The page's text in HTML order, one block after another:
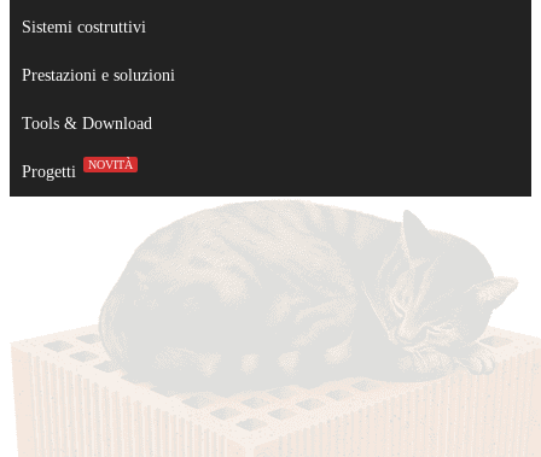
Sistemi costruttivi
Prestazioni e soluzioni
Tools & Download
Progetti NOVITÀ